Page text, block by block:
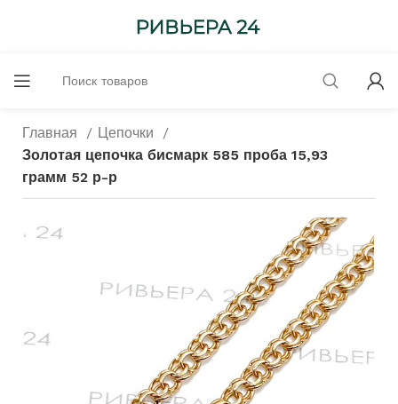
Главная
Цепочки
Золотая цепочка бисмарк 585 проба 15,93
грамм 52 р-р